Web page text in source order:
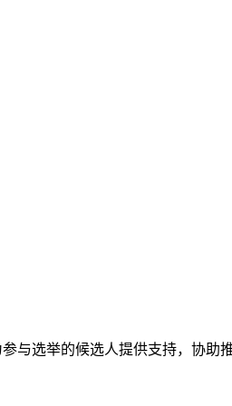
与选举的候选人提供支持，协助